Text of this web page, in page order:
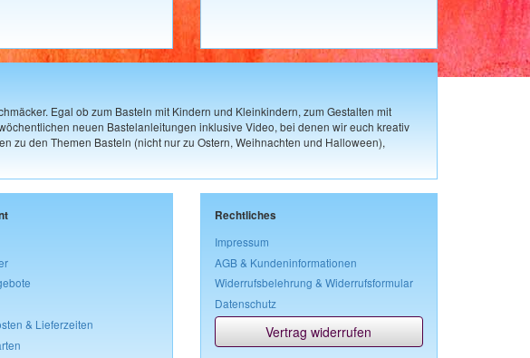
Egal ob zum Basteln mit Kindern und Kleinkindern, zum Gestalten mit
neuen Bastelanleitungen inklusive Video, bei denen wir euch kreativ
zu den Themen Basteln (nicht nur zu Ostern, Weihnachten und Halloween),
& Lieferzeiten
Rechtliches
Impressum
AGB & Kundeninformationen
Widerrufsbelehrung & Widerrufsformular
Datenschutz
Vertrag widerrufen